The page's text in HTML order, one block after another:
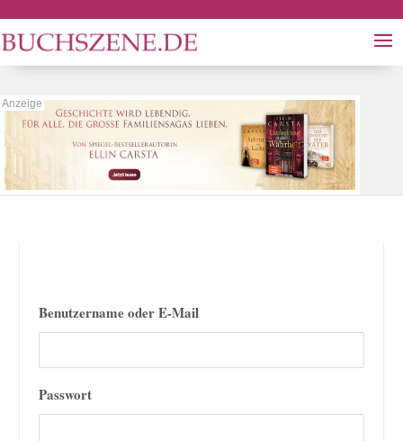
Benutzername oder E-Mail
Passwort